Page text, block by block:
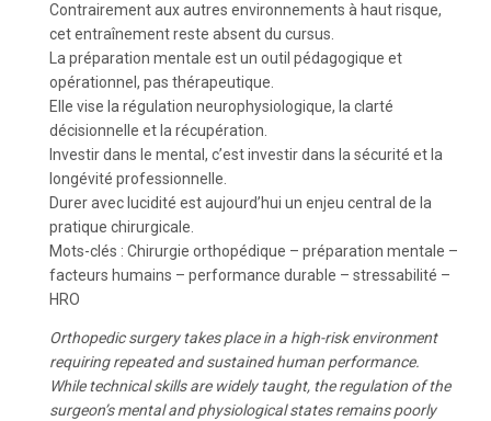
Contrairement aux autres environnements à haut risque,
cet entraînement reste absent du cursus.
La préparation mentale est un outil pédagogique et
opérationnel, pas thérapeutique.
Elle vise la régulation neurophysiologique, la clarté
décisionnelle et la récupération.
Investir dans le mental, c’est investir dans la sécurité et la
longévité professionnelle.
Durer avec lucidité est aujourd’hui un enjeu central de la
pratique chirurgicale.
Mots-clés : Chirurgie orthopédique – préparation mentale –
facteurs humains – performance durable – stressabilité –
HRO
Orthopedic surgery takes place in a high-risk environment
requiring repeated and sustained human performance.
While technical skills are widely taught, the regulation of the
surgeon’s mental and physiological states remains poorly